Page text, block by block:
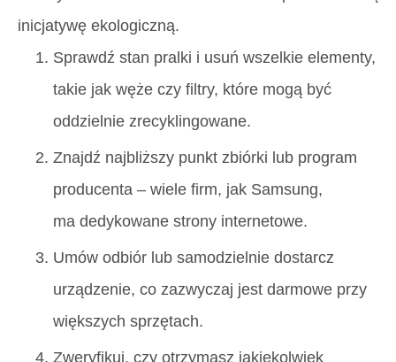
inicjatywę ekologiczną.
Sprawdź stan pralki i usuń wszelkie elementy,
takie jak węże czy filtry, które mogą być
oddzielnie zrecyklingowane.
Znajdź najbliższy punkt zbiórki lub program
producenta – wiele firm, jak Samsung,
ma dedykowane strony internetowe.
Umów odbiór lub samodzielnie dostarcz
urządzenie, co zazwyczaj jest darmowe przy
większych sprzętach.
Zweryfikuj, czy otrzymasz jakiekolwiek